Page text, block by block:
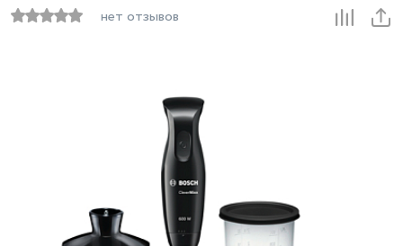
нет отзывов